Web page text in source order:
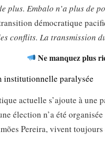
plus. Embalo n’a plus de
démocratique
conflits. La transmission
Ne manquez plus
institutionnelle paralysée
actuelle s’ajoute à une
élection n’a été
Pereira, vivent